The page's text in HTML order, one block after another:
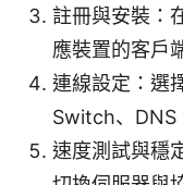
註冊與安裝：
應裝置的客戶
連線設定：選
Switch、DNS
速度測試與穩